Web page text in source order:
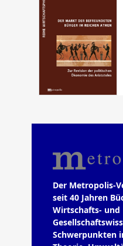
Der Metropolis-
seit 40 Jahren
Wirtschafts- und
Schwerpunkten